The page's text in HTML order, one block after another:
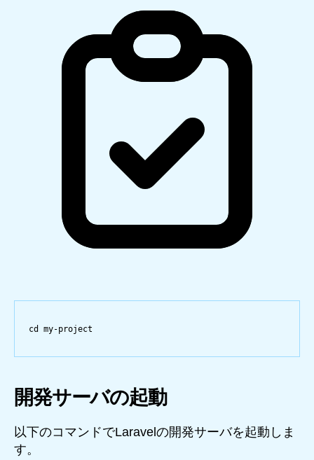
cd my-project
開発サーバの起動
以下のコマンドでLaravelの開発サーバを起動しま
す。